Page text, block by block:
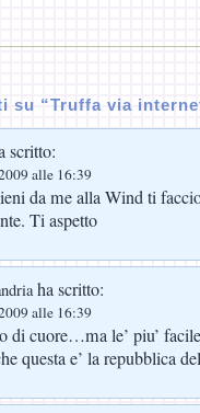
su “Truffa via
scritto:
alle 16:39
da me alla Wind ti
Ti aspetto
ha scritto:
alle 16:39
di cuore…ma le’ piu’
questa e’ la repubblica